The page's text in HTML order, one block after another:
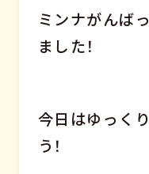
ミンナがんば
ました！
今日はゆっく
う！